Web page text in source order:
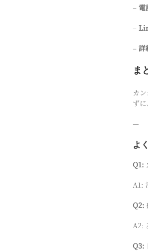
– 電
–
– 詳
ま
カ
ず
—
よ
Q1:
A1:
Q2:
A2:
Q3: